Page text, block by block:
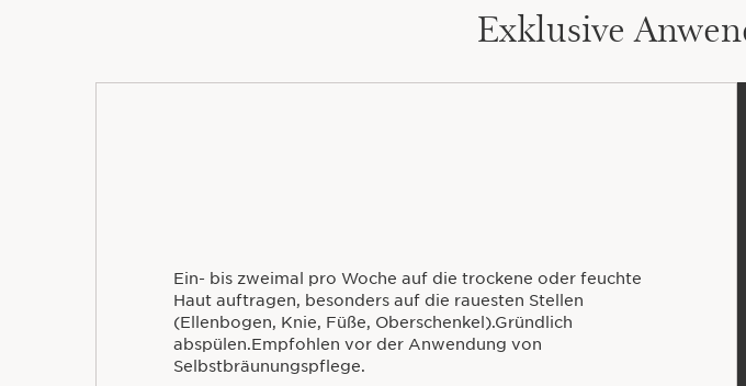
Exklusive
Ein- bis zweimal pro Woche auf die trockene oder feuchte
Haut auftragen, besonders auf die rauesten Stellen
(Ellenbogen, Knie, Füße, Oberschenkel).Gründlich
abspülen.Empfohlen vor der Anwendung von
Selbstbräunungspflege.